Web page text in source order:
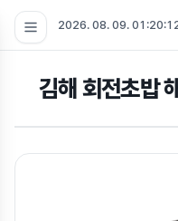
2026. 08. 09.
김해 회전초밥